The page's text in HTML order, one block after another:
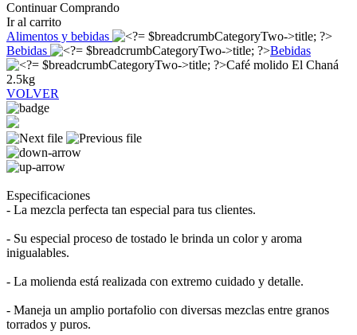
Continuar Comprando
Ir al carrito
Alimentos y bebidas
Bebidas
Bebidas
Café molido El Chaná
2.5kg
VOLVER
Especificaciones
- La mezcla perfecta tan especial para tus clientes.
- Su especial proceso de tostado le brinda un color y aroma
inigualables.
- La molienda está realizada con extremo cuidado y detalle.
- Maneja un amplio portafolio con diversas mezclas entre granos
torrados y puros.